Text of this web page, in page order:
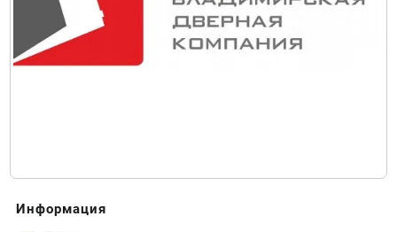
Информация